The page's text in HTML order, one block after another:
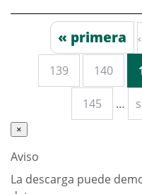
« primera
139 140
145 …
×
Aviso
La descarga puede